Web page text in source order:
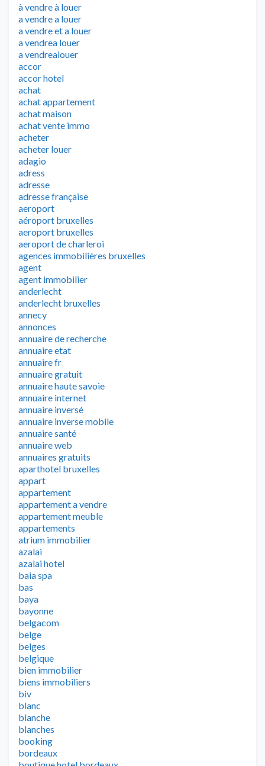
à vendre à louer
a vendre a louer
a vendre et a louer
a vendrea louer
a vendrealouer
accor
accor hotel
achat
achat appartement
achat maison
achat vente immo
acheter
acheter louer
adagio
adress
adresse
adresse française
aeroport
aéroport bruxelles
aeroport bruxelles
aeroport de charleroi
agences immobilières bruxelles
agent
agent immobilier
anderlecht
anderlecht bruxelles
annecy
annonces
annuaire de recherche
annuaire etat
annuaire fr
annuaire gratuit
annuaire haute savoie
annuaire internet
annuaire inversé
annuaire inverse mobile
annuaire santé
annuaire web
annuaires gratuits
aparthotel bruxelles
appart
appartement
appartement a vendre
appartement meuble
appartements
atrium immobilier
azalai
azalai hotel
baia spa
bas
baya
bayonne
belgacom
belge
belges
belgique
bien immobilier
biens immobiliers
biv
blanc
blanche
blanches
booking
bordeaux